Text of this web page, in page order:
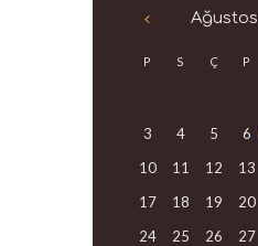
Ağustos
P S Ç P
3
4 5 6
10
11 12 13
17
18 19 20
24
25 26 27